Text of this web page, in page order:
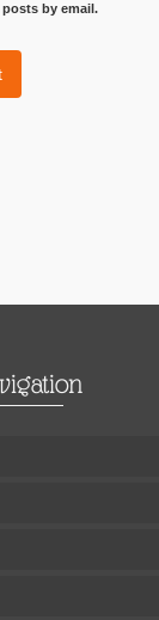
by email.